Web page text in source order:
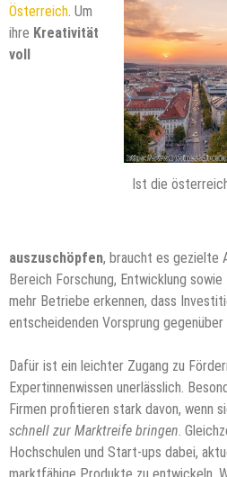
Ist die
Österreich. Um
ihre Kreativität
voll
auszuschöpfen, braucht es gezielte
Bereich Forschung, Entwicklung
mehr Betriebe erkennen, dass
entscheidenden Vorsprung
Dafür ist ein leichter Zugang zu
Expertinnenwissen unerlässlich.
Firmen profitieren stark davon, wenn
schnell zur Marktreife bringen.
Hochschulen und Start-ups dabei,